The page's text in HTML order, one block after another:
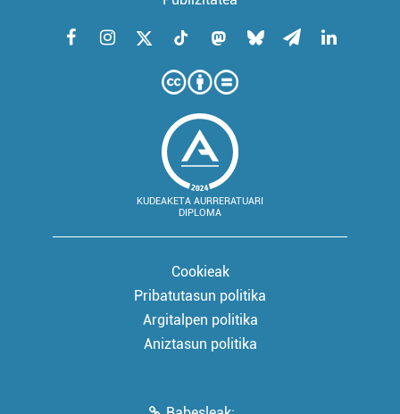
KUDEAKETA AURRERATUARI
DIPLOMA
Cookieak
Pribatutasun politika
Argitalpen politika
Aniztasun politika